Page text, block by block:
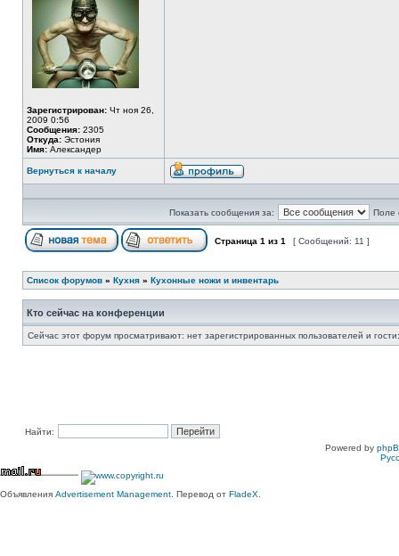
Зарегистрирован: Чт ноя 26,
2009 0:56
Сообщения: 2305
Откуда: Эстония
Имя: Александер
Вернуться к началу
Показать сообщения за: Поле
Страница 1 из 1 [ Сообщений: 11 ]
Список форумов » Кухня » Кухонные ножи и инвентарь
Кто сейчас на конференции
Сейчас этот форум просматривают: нет зарегистрированных пользователей и
Найти:
Powered by
Объявления Advertisement Management . Перевод от FladeX